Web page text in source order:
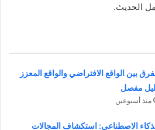
الحديث.
بين الواقع الافتراضي والواقع المعزز
مفصل
منذ أسبوعين
الاصطناعي: استكشاف المجالات